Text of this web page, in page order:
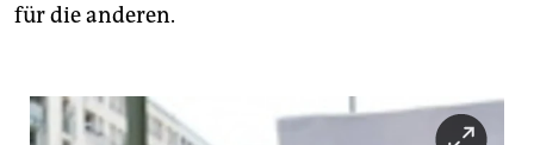
für die anderen.